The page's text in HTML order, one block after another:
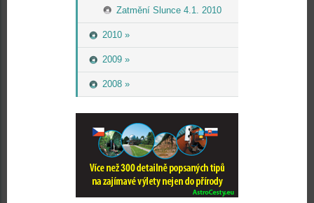
Zatmění Slunce 4.1. 2010
2010 »
2009 »
2008 »